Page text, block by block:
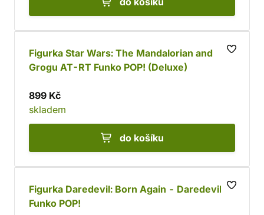
Figurka Star Wars: The Mandalorian and
Grogu AT-RT Funko POP! (Deluxe)
899 Kč
skladem
do košíku
Figurka Daredevil: Born Again - Daredevil
Funko POP!